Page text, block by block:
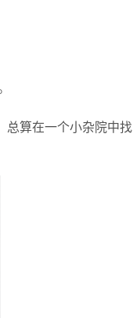
总算在一个小杂院中找